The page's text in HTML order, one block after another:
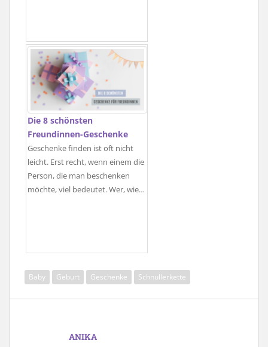
Die 8 schönsten
Freundinnen-Geschenke
Geschenke finden ist oft nicht
leicht. Erst recht, wenn einem die
Person, die man beschenken
möchte, viel bedeutet. Wer, wie…
Baby Geburt Geschenke Schnullerkette
ANIKA